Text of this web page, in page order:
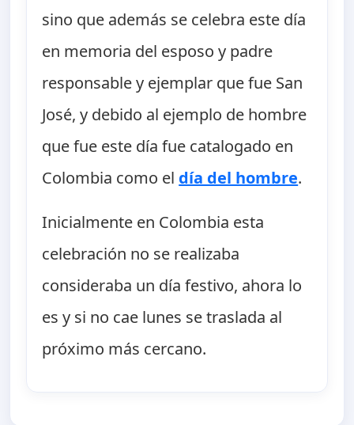
sino que además se celebra este día
en memoria del esposo y padre
responsable y ejemplar que fue San
José, y debido al ejemplo de hombre
que fue este día fue catalogado en
Colombia como el día del hombre.
Inicialmente en Colombia esta
celebración no se realizaba
consideraba un día festivo, ahora lo
es y si no cae lunes se traslada al
próximo más cercano.